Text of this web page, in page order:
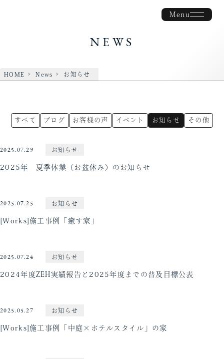
Menu
NEWS
HOME News お知らせ
すべて ブログ お客様の声 イベント お知らせ その他
2025.07.29 お知らせ
2025年 夏季休業（お盆休み）のお知らせ
2025.07.25 お知らせ
[Works]施工事例「癒す家」
2025.07.24 お知らせ
2024年度ZEH実績報告と2025年度までの普及目標公表
2025.05.27 お知らせ
[Works]施工事例「中庭×ホテルスタイル」の家